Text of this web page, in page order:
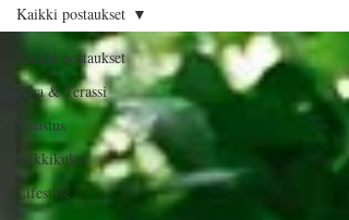
Kaikki postaukset
Piha & Terassi
Sisustus
Silkkikukat
Lifestyle
Kaikki postaukset